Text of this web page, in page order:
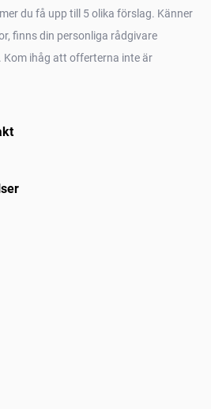
du få upp till 5 olika förslag. Känner
finns din personliga rådgivare
. Kom ihåg att offerterna inte är